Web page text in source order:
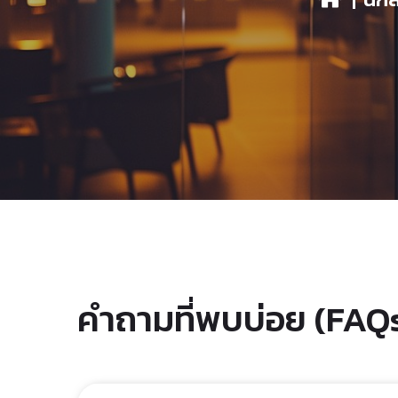
คำถามที่พบบ่อย